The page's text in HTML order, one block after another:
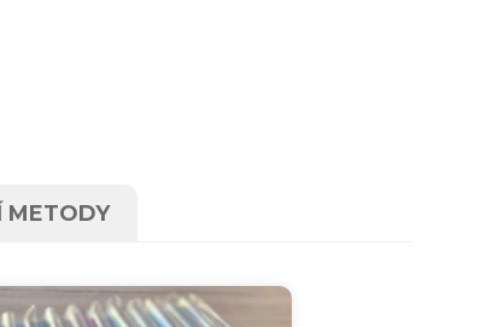
METODY